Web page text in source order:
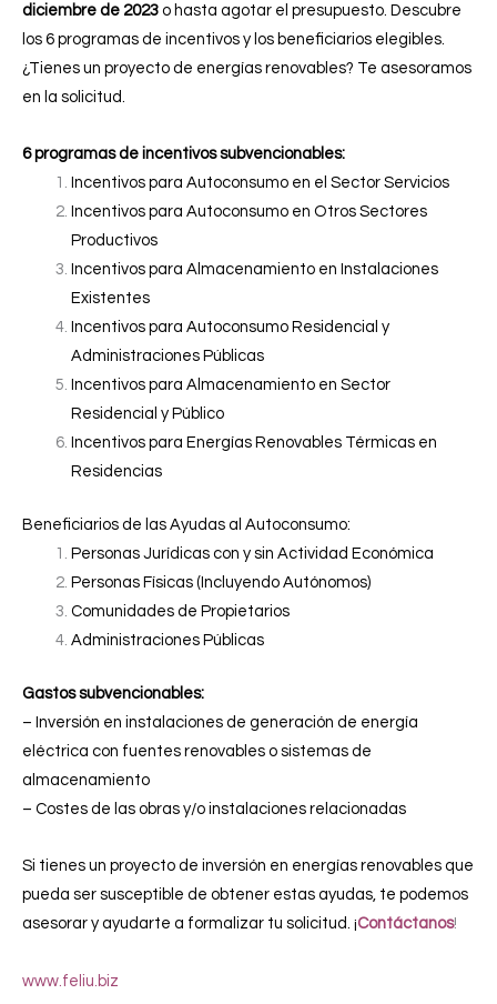
diciembre de 2023 o hasta agotar el presupuesto. Descubre
los 6 programas de incentivos y los beneficiarios elegibles.
¿Tienes un proyecto de energías renovables? Te asesoramos
en la solicitud.
6 programas de incentivos subvencionables:
Incentivos para Autoconsumo en el Sector Servicios
Incentivos para Autoconsumo en Otros Sectores
Productivos
Incentivos para Almacenamiento en Instalaciones
Existentes
Incentivos para Autoconsumo Residencial y
Administraciones Públicas
Incentivos para Almacenamiento en Sector
Residencial y Público
Incentivos para Energías Renovables Térmicas en
Residencias
Beneficiarios de las Ayudas al Autoconsumo:
Personas Jurídicas con y sin Actividad Económica
Personas Físicas (Incluyendo Autónomos)
Comunidades de Propietarios
Administraciones Públicas
Gastos subvencionables:
– Inversión en instalaciones de generación de energía
eléctrica con fuentes renovables o sistemas de
almacenamiento
– Costes de las obras y/o instalaciones relacionadas
Si tienes un proyecto de inversión en energías renovables que
pueda ser susceptible de obtener estas ayudas, te podemos
asesorar y ayudarte a formalizar tu solicitud. ¡Contáctanos!
www.feliu.biz